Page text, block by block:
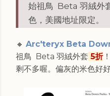
始祖鳥 Beta 羽絨外
色，美國地址限定。
🔸 Arc'teryx Beta
祖鳥 Beta 羽絨外套 5折
剩不多喔。偏灰的米色好